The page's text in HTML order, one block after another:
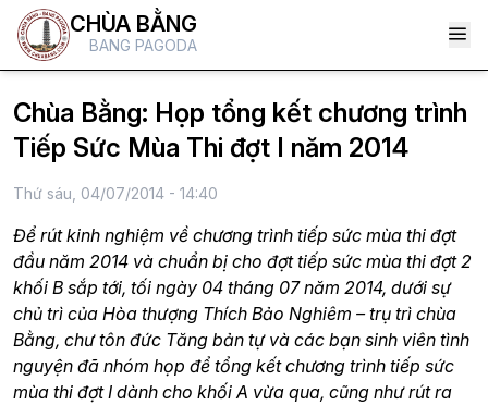
CHÙA BẰNG
BANG PAGODA
Chùa Bằng: Họp tổng kết chương trình
Tiếp Sức Mùa Thi đợt I năm 2014
Thứ sáu, 04/07/2014 - 14:40
Để rút kinh nghiệm về chương trình tiếp sức mùa thi đợt
đầu năm 2014 và chuẩn bị cho đợt tiếp sức mùa thi đợt 2
khối B sắp tới, tối ngày 04 tháng 07 năm 2014, dưới sự
chủ trì của Hòa thượng Thích Bảo Nghiêm – trụ trì chùa
Bằng, chư tôn đức Tăng bản tự và các bạn sinh viên tình
nguyện đã nhóm họp để tổng kết chương trình tiếp sức
mùa thi đợt I dành cho khối A vừa qua, cũng như rút ra